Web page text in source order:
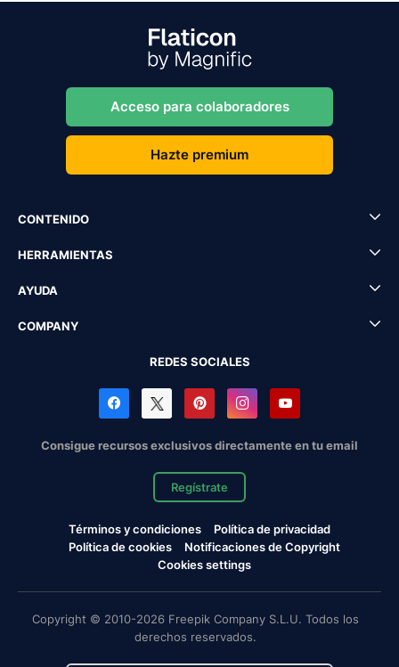
Acceso para colaboradores
Hazte premium
CONTENIDO
HERRAMIENTAS
AYUDA
COMPANY
REDES SOCIALES
Consigue recursos exclusivos directamente en tu email
Regístrate
Términos y condiciones
Política de privacidad
Política de cookies
Notificaciones de Copyright
Cookies settings
Copyright © 2010-2026 Freepik Company S.L.U. Todos los
derechos reservados.